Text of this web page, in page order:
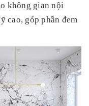
không gian nội
cao, góp phần đem